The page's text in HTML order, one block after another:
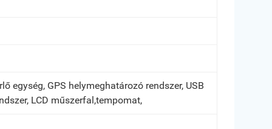
egység, GPS helymeghatározó rendszer, USB
LCD műszerfal,tempomat,